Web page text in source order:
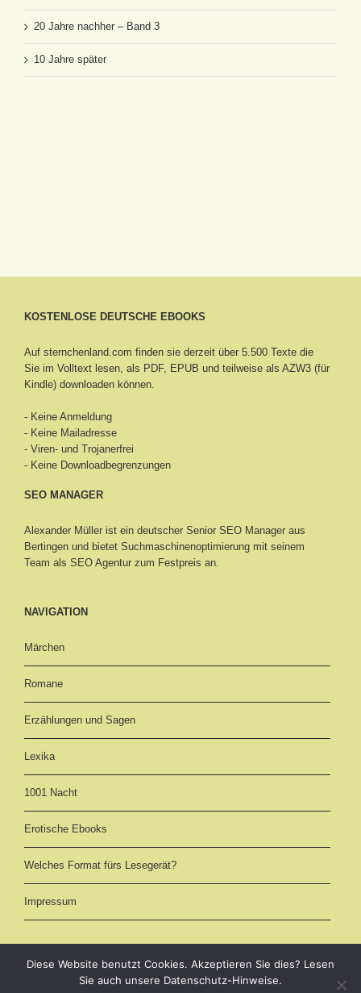
20 Jahre nachher – Band 3
10 Jahre später
KOSTENLOSE DEUTSCHE EBOOKS
Auf sternchenland.com finden sie derzeit über 5.500 Texte die
Sie im Volltext lesen, als PDF, EPUB und teilweise als AZW3 (für
Kindle) downloaden können.
- Keine Anmeldung
- Keine Mailadresse
- Viren- und Trojanerfrei
- Keine Downloadbegrenzungen
SEO MANAGER
Alexander Müller ist ein deutscher Senior SEO Manager aus
Bertingen und bietet Suchmaschinenoptimierung mit seinem
Team als SEO Agentur zum Festpreis an.
NAVIGATION
Märchen
Romane
Erzählungen und Sagen
Lexika
1001 Nacht
Erotische Ebooks
Welches Format fürs Lesegerät?
Impressum
Diese Website benutzt Cookies. Akzeptieren Sie dies? Lesen
Sie auch unsere Datenschutz-Hinweise.